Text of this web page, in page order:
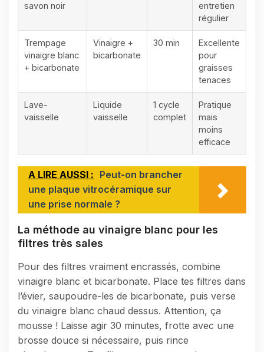
savon noir
entretien
régulier
Trempage
vinaigre blanc
+ bicarbonate
Vinaigre +
bicarbonate
30 min
Excellente
pour
graisses
tenaces
Lave-
vaisselle
Liquide
vaisselle
1 cycle
complet
Pratique
mais
moins
efficace
A LIRE AUSSI : Peut-on brancher
une plaque vitrocéramique sur
une prise normale ?
La méthode au vinaigre blanc pour les
filtres très sales
Pour des filtres vraiment encrassés, combine
vinaigre blanc et bicarbonate. Place tes filtres dans
l’évier, saupoudre-les de bicarbonate, puis verse
du vinaigre blanc chaud dessus. Attention, ça
mousse ! Laisse agir 30 minutes, frotte avec une
brosse douce si nécessaire, puis rince